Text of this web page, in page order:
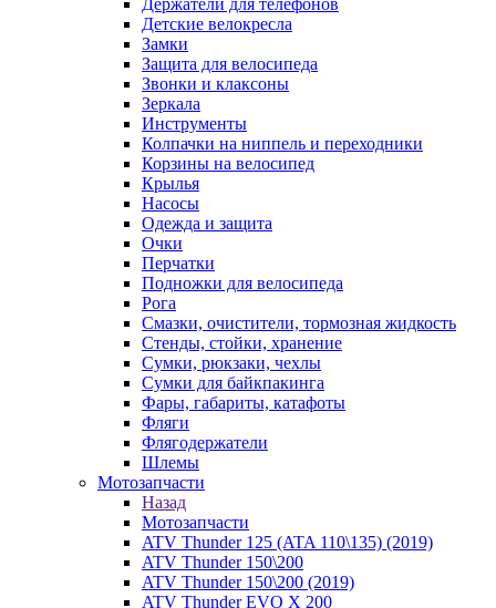
Держатели для телефонов
Детские велокресла
Замки
Защита для велосипеда
Звонки и клаксоны
Зеркала
Инструменты
Колпачки на ниппель и переходники
Корзины на велосипед
Крылья
Насосы
Одежда и защита
Очки
Перчатки
Подножки для велосипеда
Рога
Смазки, очистители, тормозная жидкость
Стенды, стойки, хранение
Сумки, рюкзаки, чехлы
Сумки для байкпакинга
Фары, габариты, катафоты
Фляги
Флягодержатели
Шлемы
Мотозапчасти
Назад
Мотозапчасти
ATV Thunder 125 (ATA 110\135) (2019)
ATV Thunder 150\200
ATV Thunder 150\200 (2019)
ATV Thunder EVO X 200